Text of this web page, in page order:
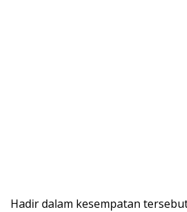
Hadir dalam kesempatan